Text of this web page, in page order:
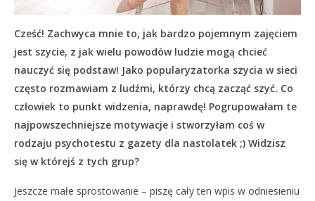
Cześć! Zachwyca mnie to, jak bardzo pojemnym zajęciem
jest szycie, z jak wielu powodów ludzie mogą chcieć
nauczyć się podstaw! Jako popularyzatorka szycia w sieci
często rozmawiam z ludźmi, którzy chcą zacząć szyć. Co
człowiek to punkt widzenia, naprawdę! Pogrupowałam te
najpowszechniejsze motywacje i stworzyłam coś w
rodzaju psychotestu z gazety dla nastolatek ;) Widzisz
się w którejś z tych grup?
Jeszcze małe sprostowanie – piszę cały ten wpis w odniesieniu